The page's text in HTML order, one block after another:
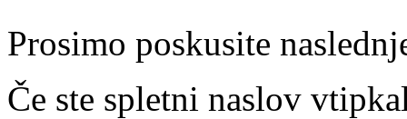
Prosimo poskusite
Če ste spletni naslov